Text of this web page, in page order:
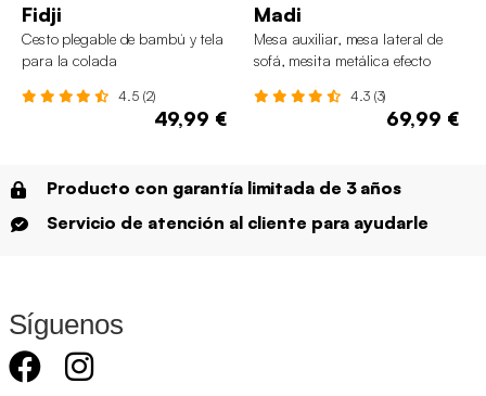
Fidji
Cesto plegable de bambú y tela
para la colada
4.5 (2)
49,99 €
Madi
Mesa auxiliar, mesa lateral de
sofá, mesita metálica efecto
4.3 (3)
69,99 €
Producto con garantía limitada de 3 años
Servicio de atención al cliente para ayudarle
Síguenos